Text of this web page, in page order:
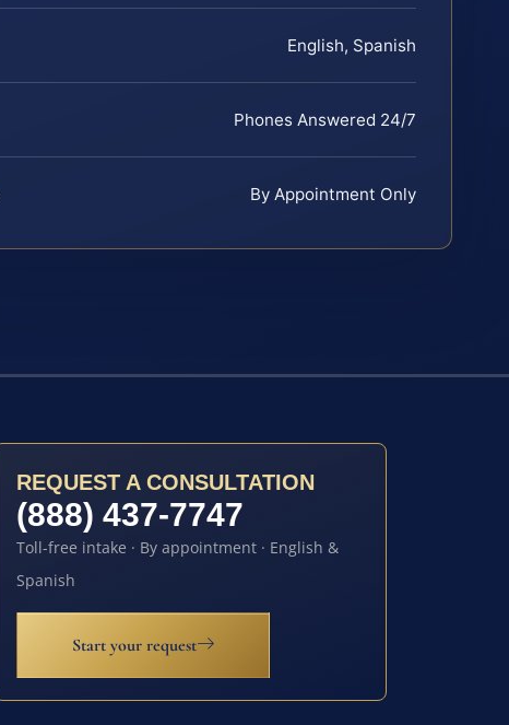
English, Spanish
Phones Answered 24/7
By Appointment Only
REQUEST A CONSULTATION
(888) 437-7747
Toll-free intake · By appointment · English &
Spanish
Start your request